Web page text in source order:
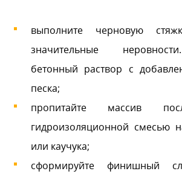
выполните черновую
значительные
бетонный раствор с
песка;
пропитайте массив
гидроизоляционной смесью
или каучука;
сформируйте финишный